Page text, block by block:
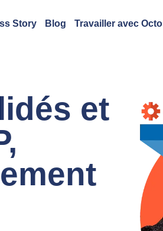
Story Blog Travailler avec Octo
et